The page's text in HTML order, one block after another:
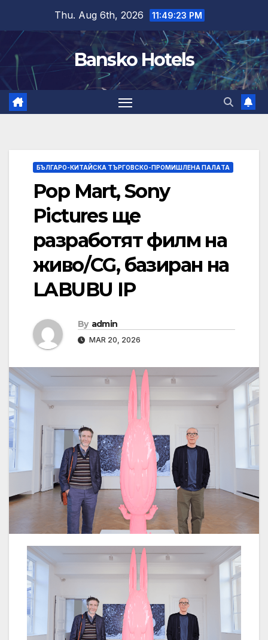
content
Thu. Aug 6th, 2026 11:49:24 PM
Bansko Hotels
БЪЛГАРО-КИТАЙСКА ТЪРГОВСКО-ПРОМИШЛЕНА ПАЛAТА
Pop Mart, Sony
Pictures ще
разработят филм на
живо/CG, базиран на
LABUBU IP
By admin
MAR 20, 2026